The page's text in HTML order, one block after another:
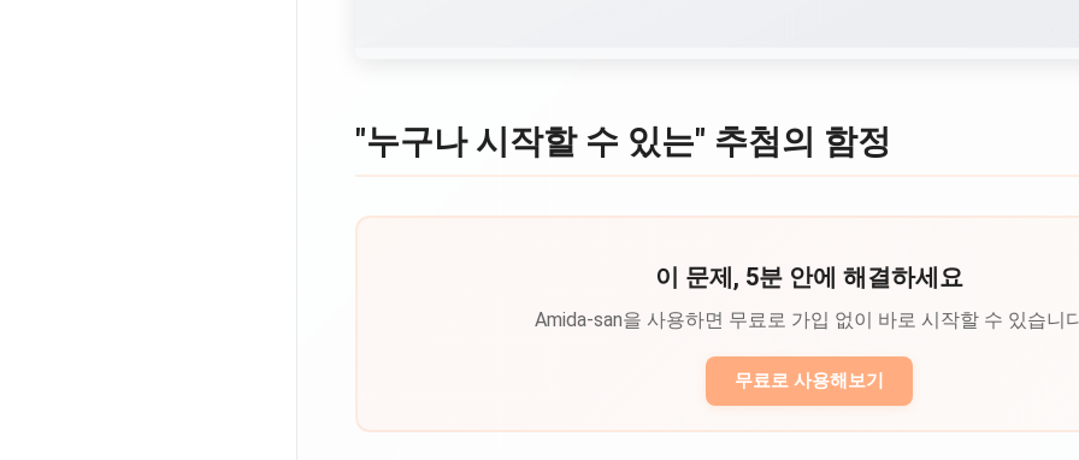
"누구나 시작할 수 있는" 추첨의 함정
이 문제, 5분 안에 해결하세요
Amida-san을 사용하면 무료로 가입 없이 바로 시작할 수 있습니
무료로 사용해보기